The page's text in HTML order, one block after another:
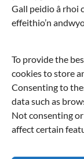
Gall peidio â rhoi
effeithio’n
To provide the
cookies to store
Consenting to
data such as
Not consenting
affect certain
Chwilio
Cymraeg
English